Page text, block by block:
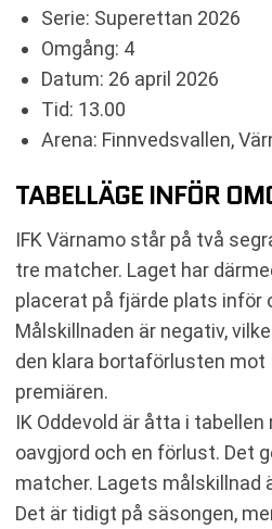
Serie: Superettan 2026
Omgång: 4
Datum: 26 april 2026
Tid: 13.00
Arena: Finnvedsvallen,
TABELLÄGE INFÖR
IFK Värnamo står på två
tre matcher. Laget har
placerat på fjärde plats inför
Målskillnaden är negativ,
den klara bortaförlusten mot
premiären.
IK Oddevold är åtta i tabellen
oavgjord och en förlust. Det
matcher. Lagets målskillnad
Det är tidigt på säsongen,